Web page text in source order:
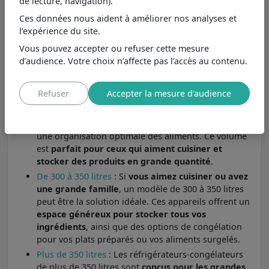
convient parfaitement aux couples ou aux petites
familles. Avec une capacité de 200 à 250 litres, ces
appareils offrent un
rangement et compacité, permettant de stocker
des aliments frais et congelés tout en restant facile
De 250 à 300 litres: Les réfrigérateurs-congélateurs
de 250 à 300 litres sontidéaux pour les familles de
une organisation optimale des aliments. Ce volume
est parfait pour ceux qui aiment cuisiner et
stocker des produits en grande quantité.
De 300 à 350 litres : Si vous aimez cuisiner ou avez
une grande famille, un modèle de 300 à 350 litres
peut être la solution idéale. Ces appareils offrent un
espace généreux pour stocker tous vos
ingrédients, ainsi que des options de congélation
pour vos plats préparés ou vos aliments surgelés.
Plus de 350 litres : Les réfrigérateurs-congélateurs
Ces données nous aident à améliorer nos analyses et
l’expérience du site.
Vous pouvez accepter ou refuser cette mesure
d’audience. Votre choix n’affecte pas l’accès au contenu.
Refuser Accepter la mesure d'audience